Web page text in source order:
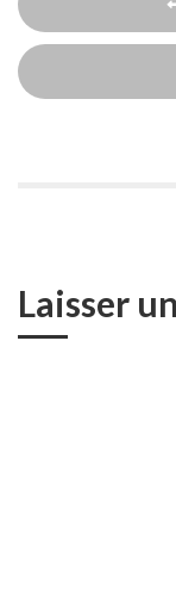
de
l’article
Laisser